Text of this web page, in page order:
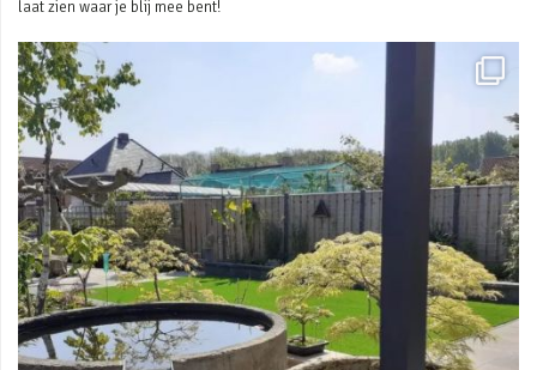
laat zien waar je blij mee bent!